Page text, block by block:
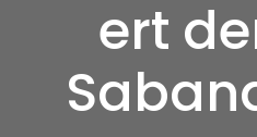
ert